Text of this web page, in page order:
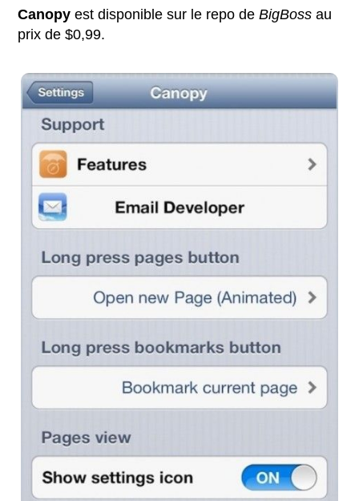
Canopy est disponible sur le repo deBigBoss au
prix de $0,99.